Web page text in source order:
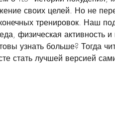
своих целей. Но не
тренировок. Наш
физическая активность и
узнать больше? Тогда
стать лучшей версией